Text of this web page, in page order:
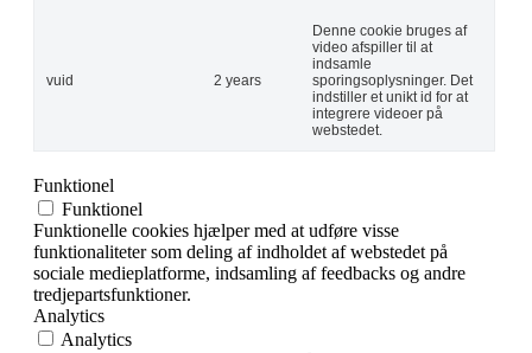
vuid 2 years
Denne cookie bruges af
video afspiller til at
indsamle
sporingsoplysninger. Det
indstiller et unikt id for at
integrere videoer på
webstedet.
Funktionel
Funktionel
Funktionelle cookies hjælper med at udføre visse
funktionaliteter som deling af indholdet af webstedet på
sociale medieplatforme, indsamling af feedbacks og andre
tredjepartsfunktioner.
Analytics
Analytics